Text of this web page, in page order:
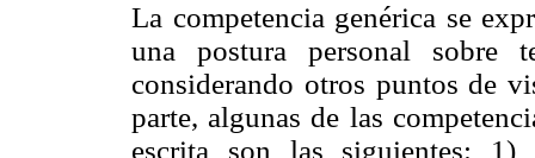
La competencia genérica se
una postura personal sobre
considerando otros puntos de
parte, algunas de las
escrita son las siguientes: